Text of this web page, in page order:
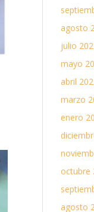
agosto
julio
mayo
abril
marzo
enero
octubre
agosto